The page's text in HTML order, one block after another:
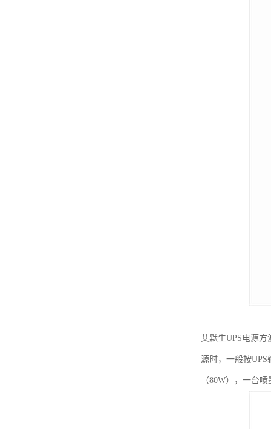
艾默生UPS电源
源时，一般按
（80W），一台